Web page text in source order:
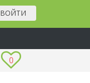
ВОЙТИ
0